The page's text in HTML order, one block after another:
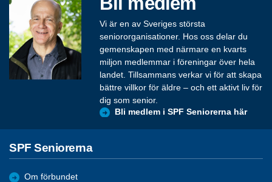
Vi är en av Sveriges största
seniororganisationer. Hos oss delar du
gemenskapen med närmare en kvarts
miljon medlemmar i föreningar över hela
landet. Tillsammans verkar vi för att skapa
bättre villkor för äldre – och ett aktivt liv för
dig som senior.
Bli medlem i SPF Seniorerna här
SPF Seniorerna
Om förbundet